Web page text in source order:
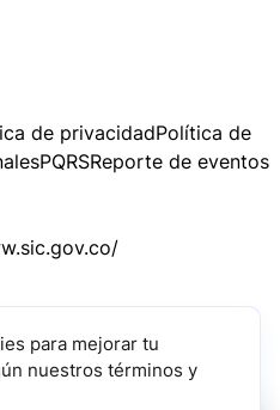
de privacidadPolítica de
PQRSReporte de eventos
podemos presentarte la
para mejorar tu
nuestros términos y